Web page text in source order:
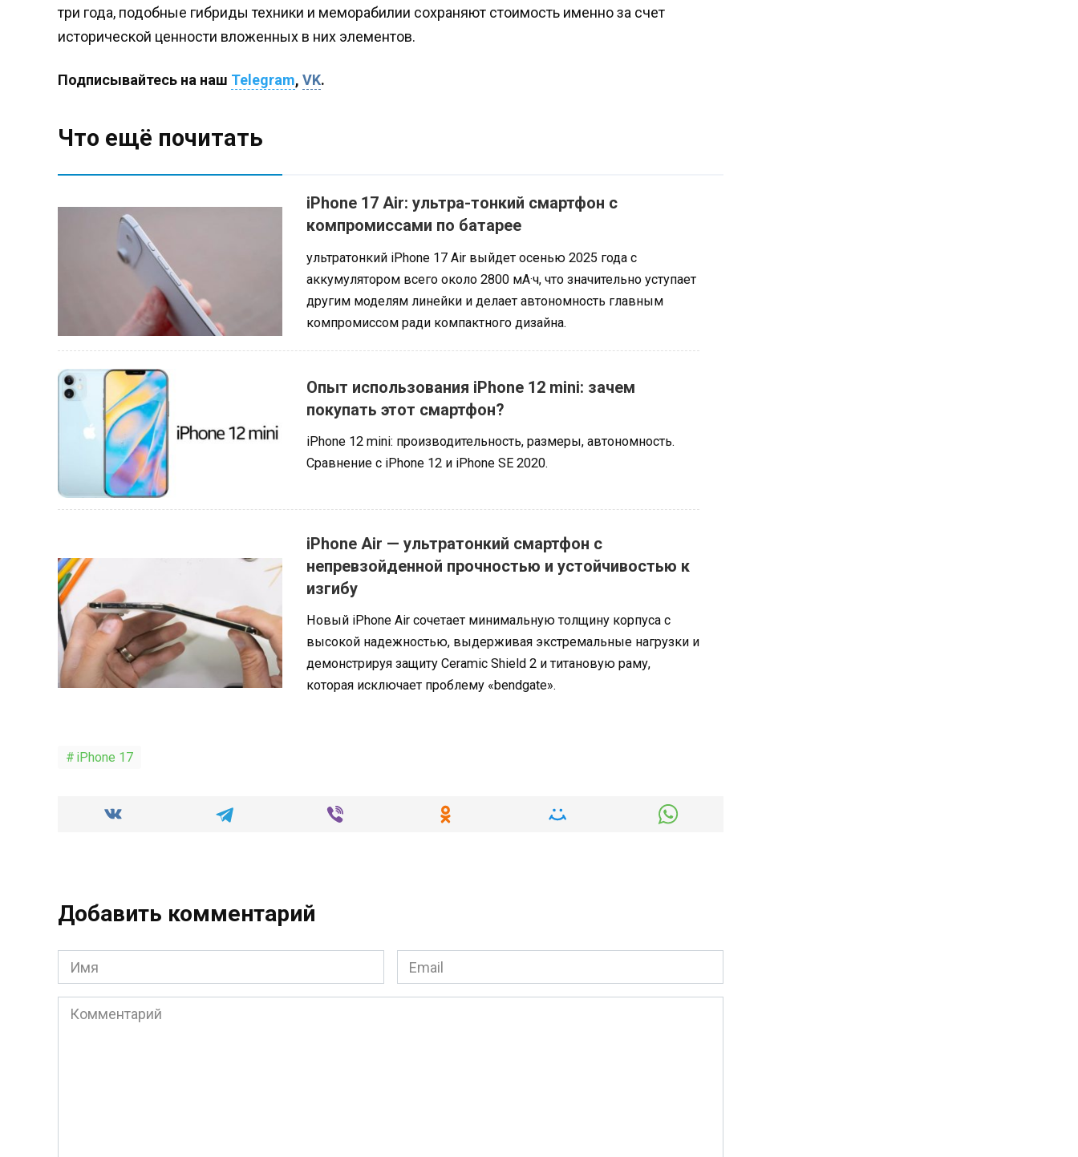
три года, подобные гибриды техники и меморабилии сохраняют стоимость именно за счет
исторической ценности вложенных в них элементов.
Подписывайтесь на наш Telegram, VK.
Что ещё почитать
iPhone 17 Air: ультра-тонкий смартфон с
компромиссами по батарее
ультратонкий iPhone 17 Air выйдет осенью 2025 года с
аккумулятором всего около 2800 мА·ч, что значительно уступает
другим моделям линейки и делает автономность главным
компромиссом ради компактного дизайна.
Опыт использования iPhone 12 mini: зачем
покупать этот смартфон?
iPhone 12 mini: производительность, размеры, автономность.
Сравнение с iPhone 12 и iPhone SE 2020.
iPhone Air — ультратонкий смартфон с
непревзойденной прочностью и устойчивостью к
изгибу
Новый iPhone Air сочетает минимальную толщину корпуса с
высокой надежностью, выдерживая экстремальные нагрузки и
демонстрируя защиту Ceramic Shield 2 и титановую раму,
которая исключает проблему «bendgate».
iPhone 17
Добавить комментарий
Имя
*
Email
*
Комментарий